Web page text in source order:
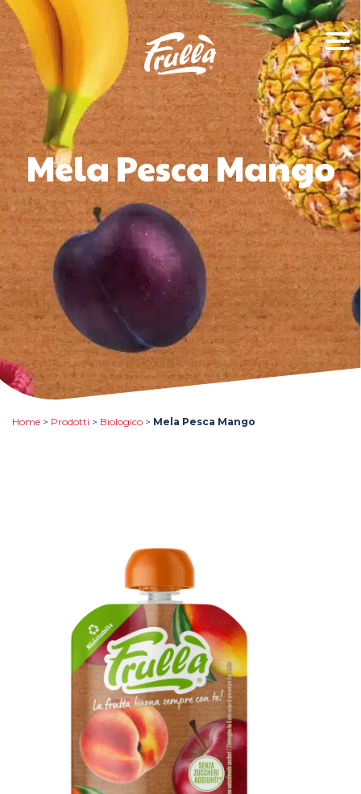
Mela Pesca Mango
Home > Prodotti > Biologico > Mela Pesca Mango